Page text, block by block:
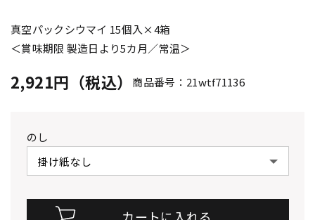
真空パックシウマイ 15個入×4箱
＜賞味期限 製造日より5カ月／常温＞
2,921円（税込） 商品番号：21wtf71136
のし